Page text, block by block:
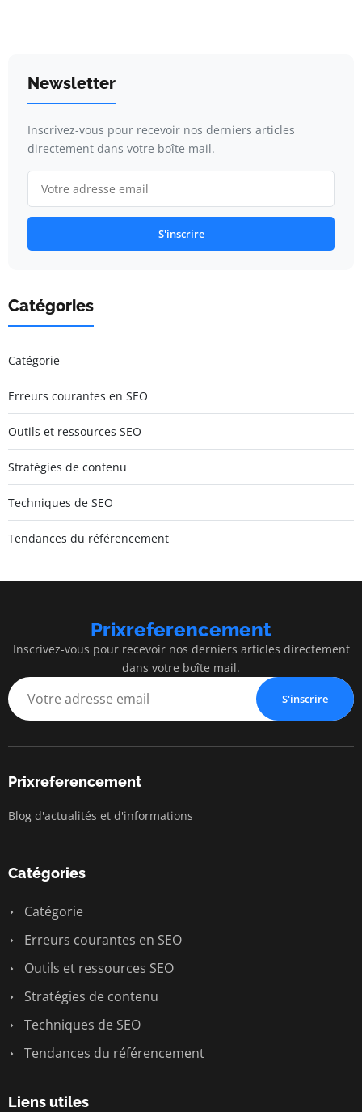
Newsletter
Inscrivez-vous pour recevoir nos derniers articles
directement dans votre boîte mail.
S'inscrire
Catégories
Catégorie
Erreurs courantes en SEO
Outils et ressources SEO
Stratégies de contenu
Techniques de SEO
Tendances du référencement
Prixreferencement
Inscrivez-vous pour recevoir nos derniers articles directement
dans votre boîte mail.
S'inscrire
Prixreferencement
Blog d'actualités et d'informations
Catégories
Catégorie
Erreurs courantes en SEO
Outils et ressources SEO
Stratégies de contenu
Techniques de SEO
Tendances du référencement
Liens utiles